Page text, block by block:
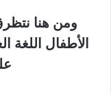
ومن هنا
الأطفال اللغة